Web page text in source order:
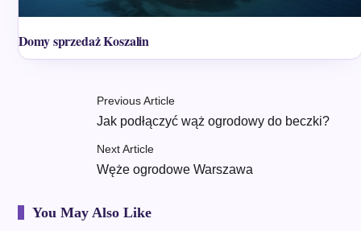
Domy sprzedaż Koszalin
Previous Article
Jak podłączyć wąż ogrodowy do beczki?
Next Article
Węże ogrodowe Warszawa
You May Also Like